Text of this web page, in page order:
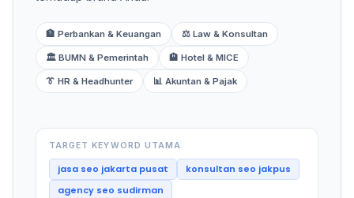
🏦 Perbankan & Keuangan ⚖️ Law & Konsultan
🏛️ BUMN & Pemerintah 🏨 Hotel & MICE
👔 HR & Headhunter 📊 Akuntan & Pajak
TARGET KEYWORD UTAMA
jasa seo jakarta pusat
konsultan seo jakpus
agency seo sudirman